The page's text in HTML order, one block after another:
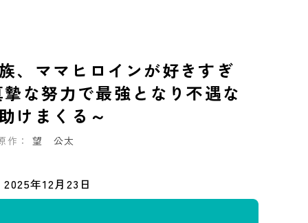
、ママヒロインが好きすぎ
な努力で最強となり不遇な
けまくる～
作： 望 公太
2025年12月23日